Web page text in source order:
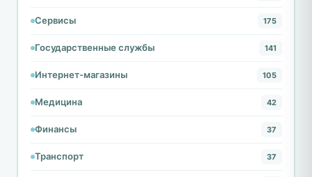
Сервисы 175
Государственные службы 141
Интернет-магазины 105
Медицина 42
Финансы 37
Транспорт 37